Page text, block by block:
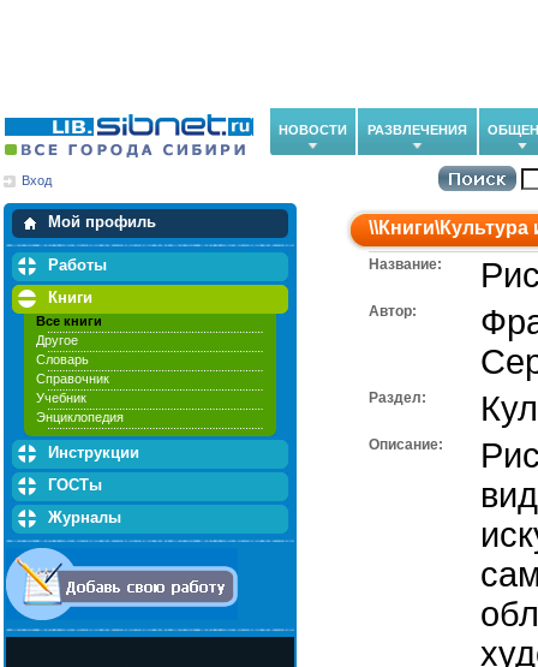
НОВОСТИ РАЗВЛЕЧЕНИЯ
Вход
Мой профиль
Мои закладки
Работы
Книги
Все книги
Другое
Словарь
Справочник
Учебник
Энциклопедия
Инструкции
ГОСТы
Журналы
\\Книги\Культура
Название:
Автор:
Раздел:
Описание: